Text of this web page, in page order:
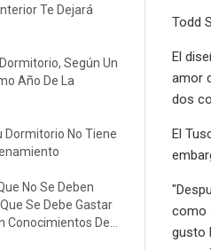
Te Dejará
Según Un
Año De La
Dormitorio No Tiene
No Se Deben
Se Debe Gastar
Conocimientos De
Todd
El
amor
dos
El
como
gusto